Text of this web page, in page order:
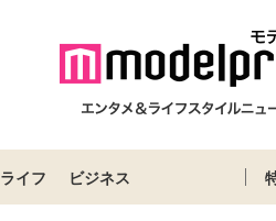
ライフ ビジネス